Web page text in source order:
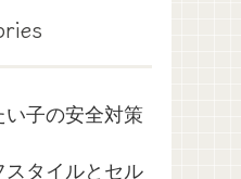
子の安全対策
タイルとセル